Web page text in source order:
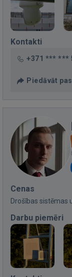
Kontakti
+371 *** ***
Piedāvāt
Cenas
Drošības sistēmas
Darbu piemēri